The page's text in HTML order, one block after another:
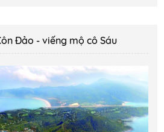
Đảo - viếng mộ cô Sáu